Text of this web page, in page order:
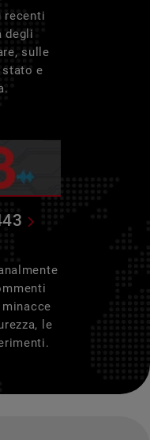
recenti
degli
sulle
e
le